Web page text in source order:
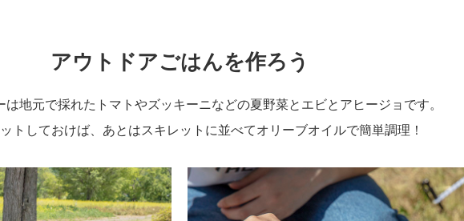
アウトドアごはんを作ろう
は地元で採れたトマトやズッキーニなどの夏野菜とエビとアヒージョです。
トしておけば、あとはスキレットに並べてオリーブオイルで簡単調理！